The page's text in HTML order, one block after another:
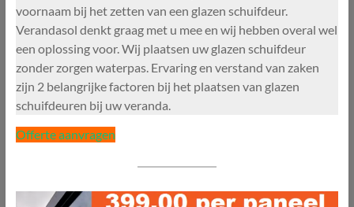
voornaam bij het zetten van een glazen schuifdeur.
Verandasol denkt graag met u mee en wij hebben overal wel
een oplossing voor. Wij plaatsen uw glazen schuifdeur
zonder zorgen waterpas. Ervaring en verstand van zaken
zijn 2 belangrijke factoren bij het plaatsen van glazen
schuifdeuren bij uw veranda.
Offerte aanvragen